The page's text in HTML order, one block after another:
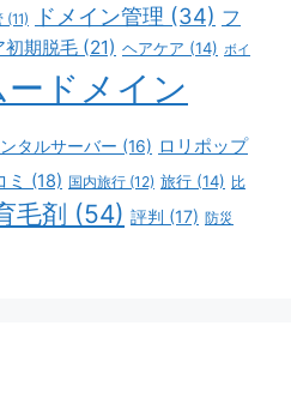
(11) ドメイン管理 (34) フ
初期脱毛 (21) ヘアケア (14) ボイ
ドメイン
タルサーバー (16) ロリポップ
ミ (18) 国内旅行 (12) 旅行 (14) 比
毛剤 (54) 評判 (17) 防災